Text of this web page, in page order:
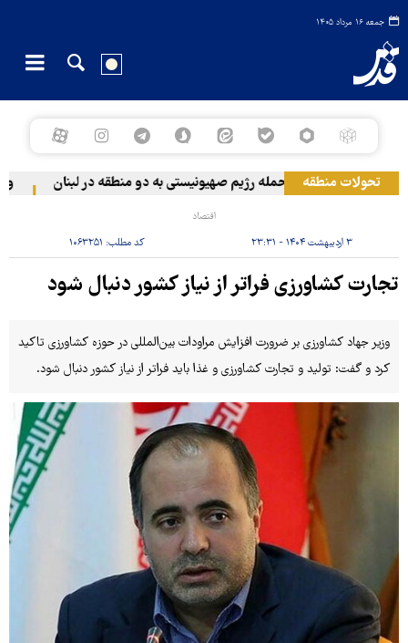
جمعه ۱۶ مرداد ۱۴۰۵
تحولات منطقهحمله رژیم صهیونیستی به دو منطقه در لبنان
اقتصاد
۳ اردیبهشت ۱۴۰۴ - ۲۳:۳۱ کد مطلب: ۱۰۶۳۲۵۱
تجارت کشاورزی فراتر از نیاز کشور دنبال شود
وزیر جهاد کشاورزی بر ضرورت افزایش مراودات بین‌المللی در حوزه کشاورزی تاکید
کرد و گفت: تولید و تجارت کشاورزی و غذا باید فراتر از نیاز کشور دنبال شود.